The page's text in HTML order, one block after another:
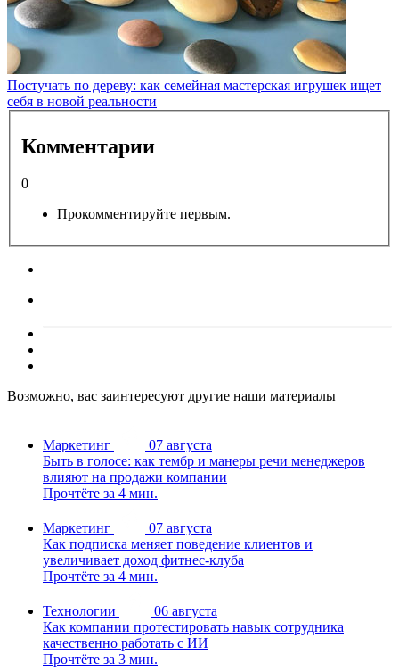
Постучать по дереву: как семейная мастерская игрушек ищет
себя в новой реальности
Комментарии
0
Прокомментируйте первым.
Возможно, вас заинтересуют другие наши материалы
Маркетинг
07 августа
Быть в голосе: как тембр и манеры речи менеджеров
влияют на продажи компании
Прочтёте за 4 мин.
Маркетинг
07 августа
Как подписка меняет поведение клиентов и
увеличивает доход фитнес-клуба
Прочтёте за 4 мин.
Технологии
06 августа
Как компании протестировать навык сотрудника
качественно работать с ИИ
Прочтёте за 3 мин.